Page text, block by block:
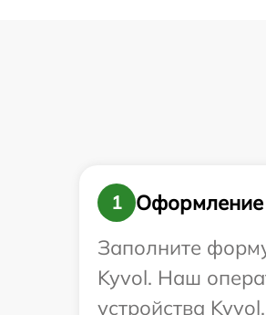
1
Оформление
Заполните
Kyvol. Наш
устройства Kyvol.